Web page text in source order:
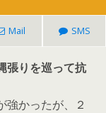
Mail SMS
張りを巡って抗
強かったが、２